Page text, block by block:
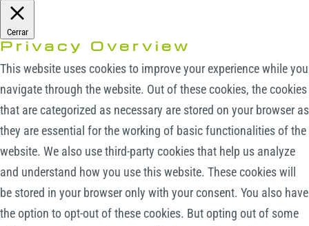
Cerrar
Privacy Overview
This website uses cookies to improve your experience while you
navigate through the website. Out of these cookies, the cookies
that are categorized as necessary are stored on your browser as
they are essential for the working of basic functionalities of the
website. We also use third-party cookies that help us analyze
and understand how you use this website. These cookies will
be stored in your browser only with your consent. You also have
the option to opt-out of these cookies. But opting out of some